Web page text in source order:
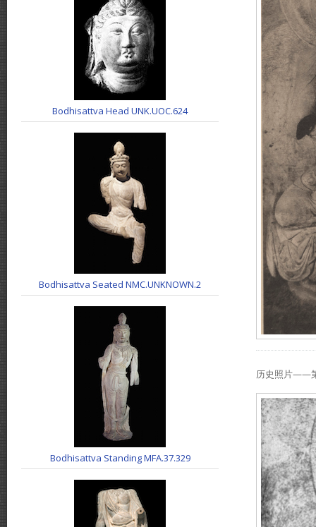
历史照片——
Bodhisattva Head UNK.UOC.624
Bodhisattva Seated NMC.UNKNOWN.2
Bodhisattva Standing MFA.37.329